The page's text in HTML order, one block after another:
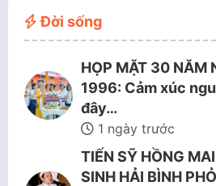
Đời sống
HỌP MẶT 30 NĂM
1996: Cảm xúc
đây…
1 ngày trước
TIẾN SỸ HỒNG
SINH HẢI BÌNH